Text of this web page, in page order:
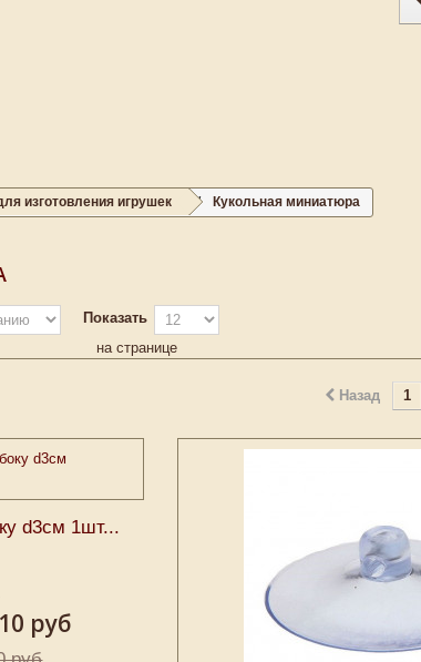
изготовления игрушек Кукольная миниатюра
Показать
на странице
Назад 1
d3см 1шт...
10 руб